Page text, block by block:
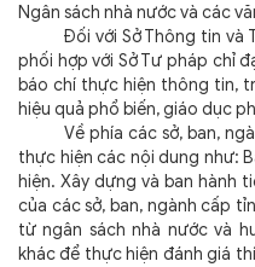
Ngân sách nhà nước và các
Đối với Sở Thông tin và
phối hợp với Sở Tư pháp chỉ
báo chí thực hiện thông tin,
hiệu quả phổ biến, giáo dục
Về phía các sở, ban,
thực hiện các nội dung như:
hiện. Xây dựng và ban hành
của các sở, ban, ngành cấp
từ ngân sách nhà nước và
khác để thực hiện đánh giá